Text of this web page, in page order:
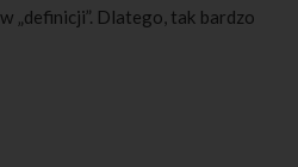
„definicji”. Dlatego, tak bardzo